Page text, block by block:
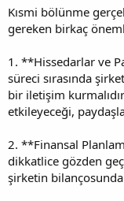
Kısmi bölünme
gereken birkaç
1. **Hissedarlar ve
süreci sırasında
bir iletişim
etkileyeceği,
2. **Finansal
dikkatlice gözden
şirketin